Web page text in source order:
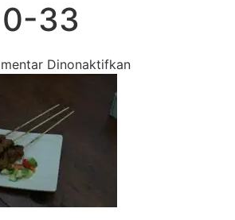
33
Dinonaktifkanpada